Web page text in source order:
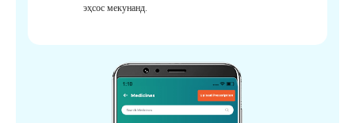
эҳсос мекунанд.